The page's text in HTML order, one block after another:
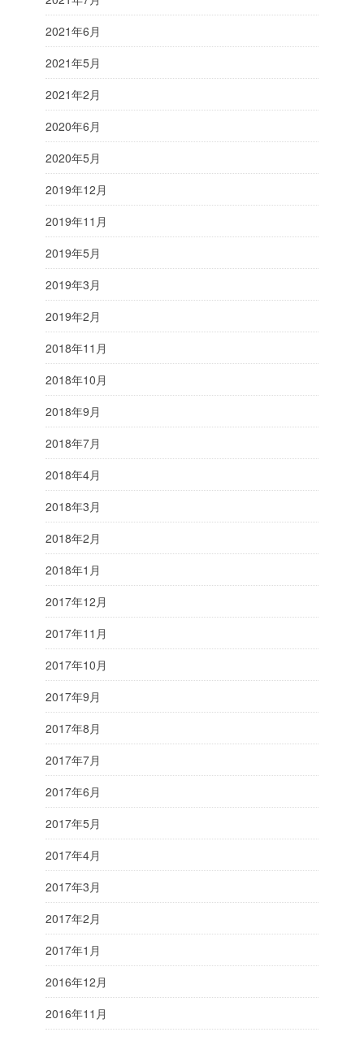
2021年6月
2021年5月
2021年2月
2020年6月
2020年5月
2019年12月
2019年11月
2019年5月
2019年3月
2019年2月
2018年11月
2018年10月
2018年9月
2018年7月
2018年4月
2018年3月
2018年2月
2018年1月
2017年12月
2017年11月
2017年10月
2017年9月
2017年8月
2017年7月
2017年6月
2017年5月
2017年4月
2017年3月
2017年2月
2017年1月
2016年12月
2016年11月